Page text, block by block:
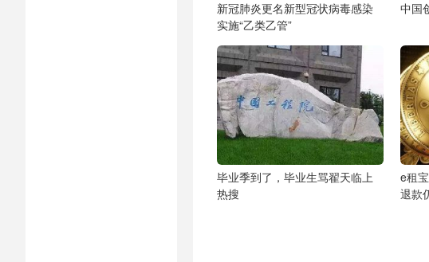
新冠肺炎更名新型冠状病毒感染
实施“乙类乙管”
中国
毕业季到了，毕业生骂翟天临上
热搜
e租
退款